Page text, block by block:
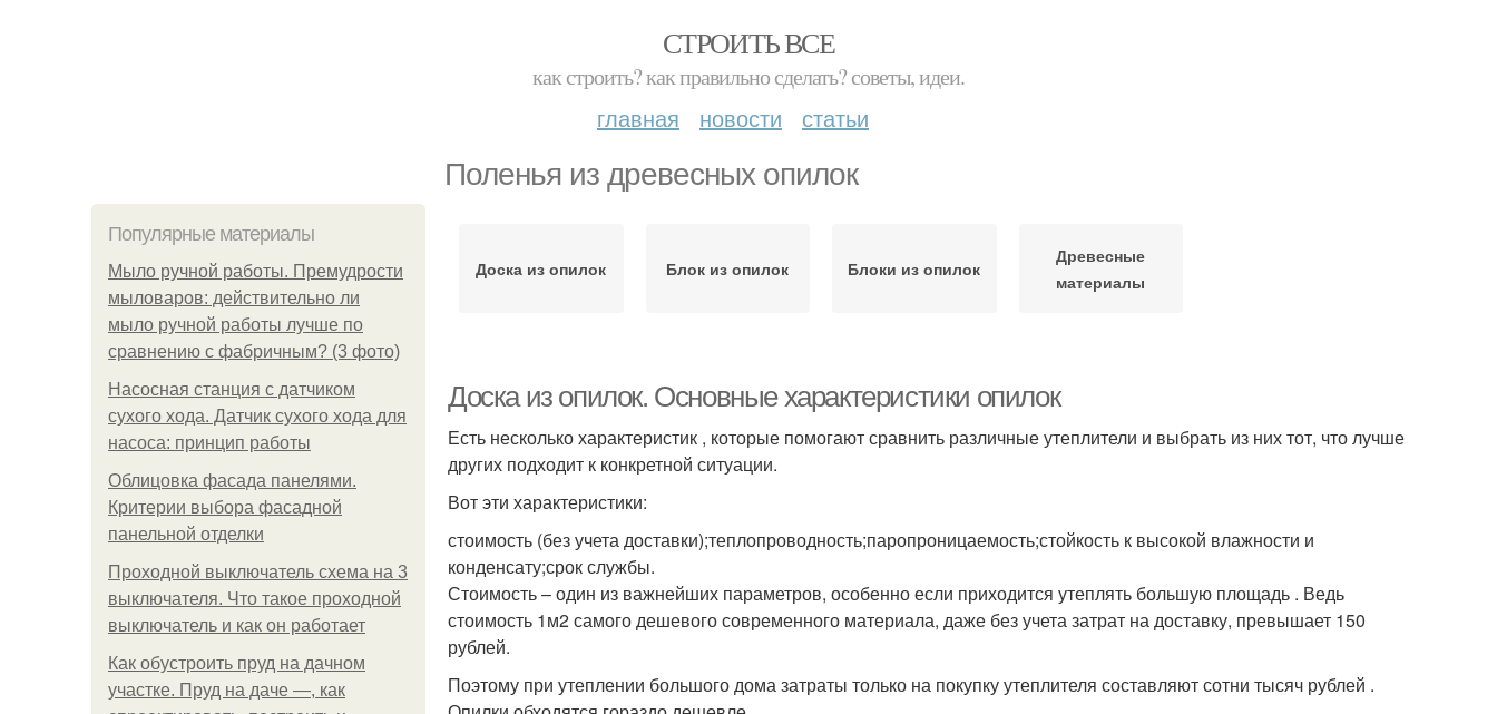
СТРОИТЬ ВСЕ
как строить? как правильно сделать? советы, идеи.
главная новости статьи
Поленья из древесных опилок
Популярные материалы
Мыло ручной работы. Премудрости
мыловаров: действительно ли
мыло ручной работы лучше по
сравнению с фабричным? (3 фото)
Насосная станция с датчиком
сухого хода. Датчик сухого хода для
насоса: принцип работы
Облицовка фасада панелями.
Критерии выбора фасадной
панельной отделки
Проходной выключатель схема на 3
выключателя. Что такое проходной
выключатель и как он работает
Как обустроить пруд на дачном
участке. Пруд на даче —, как
Доска из опилок Блок из опилок Блоки из опилок
Древесные
материалы
Доска из опилок. Основные характеристики опилок
Есть несколько характеристик , которые помогают сравнить различные утеплители и выбрать из них тот, что лучше
других подходит к конкретной ситуации.
Вот эти характеристики:
стоимость (без учета доставки);теплопроводность;паропроницаемость;стойкость к высокой влажности и
конденсату;срок службы.
Стоимость – один из важнейших параметров, особенно если приходится утеплять большую площадь . Ведь
стоимость 1м2 самого дешевого современного материала, даже без учета затрат на доставку, превышает 150
рублей.
Поэтому при утеплении большого дома затраты только на покупку утеплителя составляют сотни тысяч рублей .